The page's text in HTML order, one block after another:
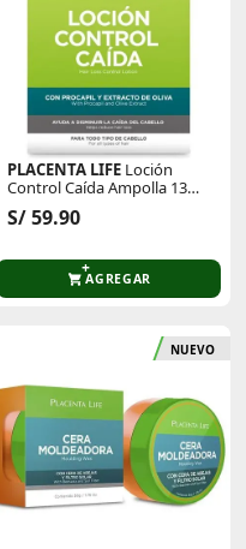
PLACENTA LIFE Loción
Control Caída Ampolla 13ml
Caja 12und
S/ 59.90
AGREGAR
NUEVO